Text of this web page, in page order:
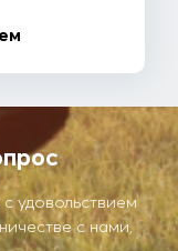
удовольствием
с нами,